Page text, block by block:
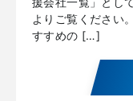
よりご覧ください
すすめの […]